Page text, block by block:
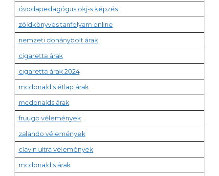
óvodapedagógus okj-s képzés
zöldkönyves tanfolyam online
nemzeti dohánybolt árak
cigaretta árak
cigaretta árak 2024
mcdonald's étlap árak
mcdonalds árak
fruugo vélemények
zalando vélemények
clavin ultra vélemények
mcdonald's árak